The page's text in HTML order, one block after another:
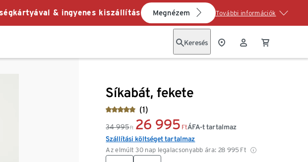
& ingyenes kiszállítás Megnézem További információk
Keresés
Síkabát, fekete
(1)
34 995 Ft 26 995 Ft
Az elmúlt 30 nap legalacsonyabb ára: 28 995 Ft
ÁFA-t tartalmaz
Szállítási költséget tartalmaz